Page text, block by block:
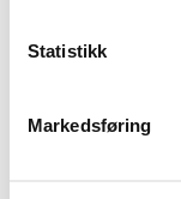
Statistikk
Markedsføring